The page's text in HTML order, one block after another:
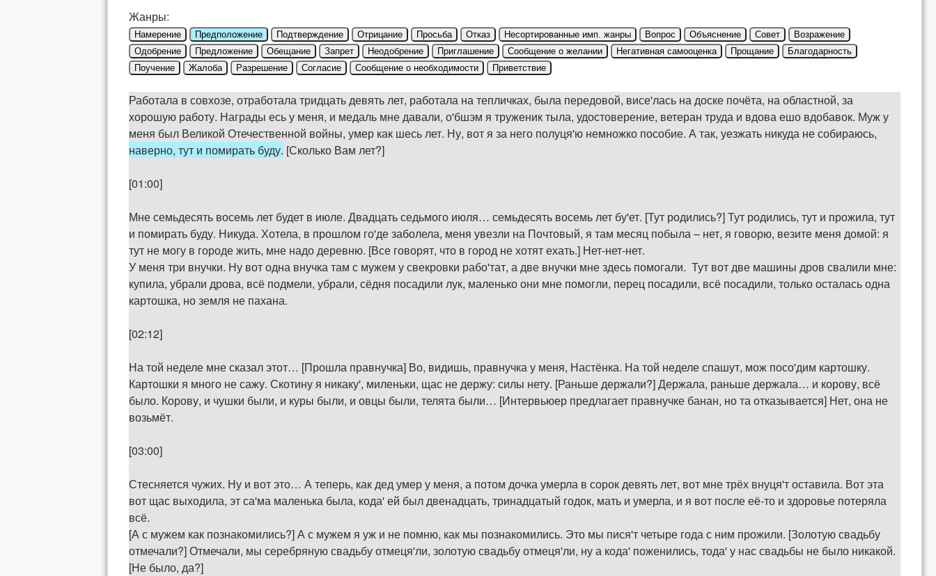
Жанры:
Намерение Предположение Подтверждение Отрицание Просьба Отказ Несортированные имп. жанры Вопрос Объяснение Совет
Возражение
Одобрение
Предложение Обещание Запрет Неодобрение Приглашение Сообщение о желании Негативная самооценка Прощание
Благодарность
Поучение
Жалоба Разрешение Согласие Сообщение о необходимости Приветствие
Работала в совхозе, отработала тридцать девять лет, работала на тепличках, была передовой, висе'лась на доске почёта, на областной, за
хорошую работу. Награды есь у меня, и медаль мне давали, о'бшэм я труженик тыла, удостоверение, ветеран труда и вдова ешо вдобавок. Муж у
меня был Великой Отечественной войны, умер как шесь лет. Ну, вот я за него полуця'ю немножко пособие. А так, уезжать никуда не собираюсь,
наверно, тут и помирать буду. [Сколько Вам лет?]
[01:00]
Мне семьдесять восемь лет будет в июле. Двадцать седьмого июля… семьдесять восемь лет бу'ет. [Тут родились?] Тут родились, тут и прожила, тут
и помирать буду. Никуда. Хотела, в прошлом го'де заболела, меня увезли на Почтовый, я там месяц побыла – нет, я говорю, везите меня домой: я
тут не могу в городе жить, мне надо деревню. [Все говорят, что в город не хотят ехать.] Нет-нет-нет.
У меня три внучки. Ну вот одна внучка там с мужем у свекровки рабо'тат, а две внучки мне здесь помогали. Тут вот две машины дров свалили мне:
купила, убрали дрова, всё подмели, убрали, сёдня посадили лук, маленько они мне помогли, перец посадили, всё посадили, только осталась одна
картошка, но земля не пахана.
[02:12]
На той неделе мне сказал этот… [Прошла правнучка] Во, видишь, правнучка у меня, Настёнка. На той неделе спашут, мож посо'дим картошку.
Картошки я много не сажу. Скотину я никаку', миленьки, щас не держу: силы нету. [Раньше держали?] Держала, раньше держала… и корову, всё
было. Корову, и чушки были, и куры были, и овцы были, телята были… [Интервьюер предлагает правнучке банан, но та отказывается] Нет, она не
возьмёт.
[03:00]
Стесняется чужих. Ну и вот это… А теперь, как дед умер у меня, а потом дочка умерла в сорок девять лет, вот мне трёх внуця'т оставила. Вот эта
вот щас выходила, эт са'ма маленька была, кода' ей был двенадцать, тринадцатый годок, мать и умерла, и я вот после её-то и здоровье потеряла
всё.
[А с мужем как познакомились?] А с мужем я уж и не помню, как мы познакомились. Это мы пися'т четыре года с ним прожили. [Золотую свадьбу
отмечали?] Отмечали, мы серебряную свадьбу отмеця'ли, золотую свадьбу отмеця'ли, ну а кода' поженились, тода' у нас свадьбы не было никакой.
[Не было, да?]